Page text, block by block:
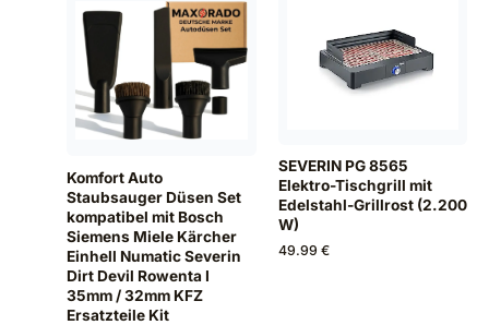
Komfort Auto
Staubsauger Düsen Set
kompatibel mit Bosch
Siemens Miele Kärcher
Einhell Numatic Severin
Dirt Devil Rowenta I
35mm / 32mm KFZ
Ersatzteile Kit
SEVERIN PG 8565
Elektro-Tischgrill mit
Edelstahl-Grillrost (2.200
W)
49.99 €